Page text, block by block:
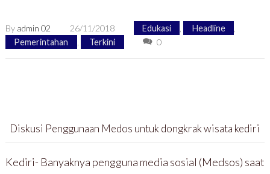
By admin 02 26/11/2018 Edukasi Headline
Pemerintahan
Terkini 0
Diskusi Penggunaan Medos untuk dongkrak wisata kediri
Kediri- Banyaknya pengguna media sosial (Medsos) saat